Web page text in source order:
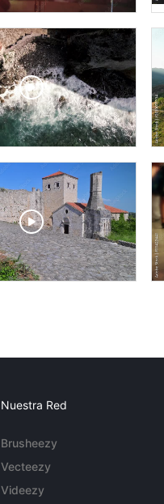
Nuestra Red
Brusheezy
Vecteezy
Videezy